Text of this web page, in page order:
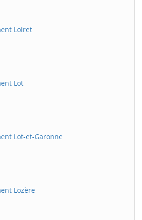
Loiret
Lot
Lot-et-Garonne
Lozère